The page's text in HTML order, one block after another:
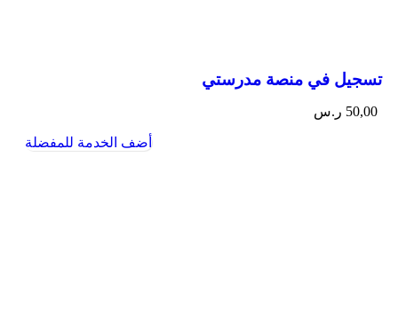
تسجيل في منصة مدرستي
50,00 ر.س
أضف الخدمة للمفضلة